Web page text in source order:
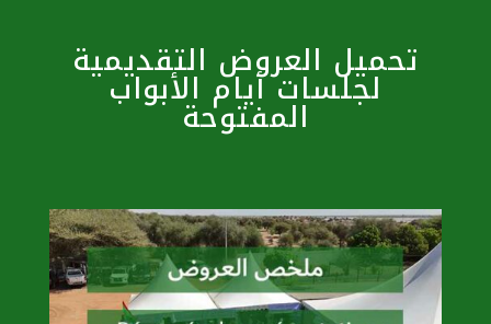
تحميل العروض التقديمية
لجلسات أيام الأبواب
المفتوحة